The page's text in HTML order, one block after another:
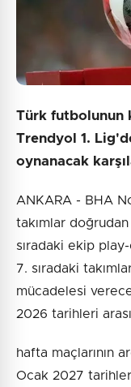
Türk futbolunun
Trendyol 1.
oynanacak
ANKARA - BHA
takımlar
sıradaki ekip
7. sıradaki
mücadelesi
2026 tarihleri
hafta maçlarının
Ocak 2027